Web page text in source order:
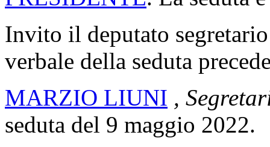
Invito il deputato
verbale della seduta
MARZIO LIUNI ,
seduta del 9 maggio 2022.